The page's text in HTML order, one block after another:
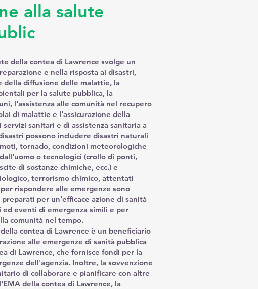
alla salute
della contea di Lawrence svolge un
e nella risposta ai disastri,
della diffusione delle malattie, la
per la salute pubblica, la
l'assistenza alle comunità nel recupero
di malattie e l'assicurazione della
sanitari e di assistenza sanitaria a
possono includere disastri naturali
tornado, condizioni meteorologiche
o tecnologici (crollo di ponti,
di sostanze chimiche, ecc.) e
terrorismo chimico, attentati
rispondere alle emergenze sono
per un'efficace azione di sanità
eventi di emergenza simili e per
comunità nel tempo.
contea di Lawrence è un beneficiario
alle emergenze di sanità pubblica
di Lawrence, che fornisce fondi per la
dell'agenzia. Inoltre, la sovvenzione
di collaborare e pianificare con altre
della contea di Lawrence, la